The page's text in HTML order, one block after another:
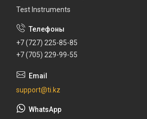
Test Instruments
+7 (727) 225-85-85
+7 (705) 229-99-55
support@ti.kz